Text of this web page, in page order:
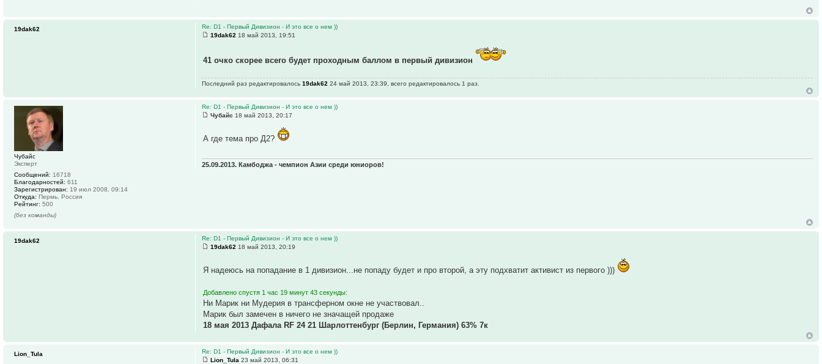
Re: D1 - Первый Дивизион - И это все о нем ))
19dak62 18 май 2013, 19:51
41 очко скорее всего будет проходным баллом в первый дивизион
Последний раз редактировалось19dak62 24 май 2013, 23:39, всего редактировалось 1 раз.
19dak62
Re: D1 - Первый Дивизион - И это все о нем ))
Чубайс 18 май 2013, 20:17
А где тема про Д2?
25.09.2013. Камбоджа - чемпион Азии среди юниоров!
Чубайс
Эксперт
Сообщений: 16718
Благодарностей: 611
Зарегистрирован: 19 июл 2008, 09:14
Откуда: Пермь, Россия
Рейтинг: 500
(без команды)
Re: D1 - Первый Дивизион - И это все о нем ))
19dak62 18 май 2013, 20:19
Я надеюсь на попадание в 1 дивизион...не попаду будет и про второй, а эту подхватит активист из первого )))
Добавлено спустя 1 час 19 минут 43 секунды:
Ни Марик ни Мудерия в трансферном окне не участвовал..
Марик был замечен в ничего не значащей продаже
18 мая 2013 Дафала RF 24 21 Шарлоттенбург (Берлин, Германия) 63% 7к
19dak62
Re: D1 - Первый Дивизион - И это все о нем ))
Lion_Tula 23 май 2013, 06:31
Lion_Tula